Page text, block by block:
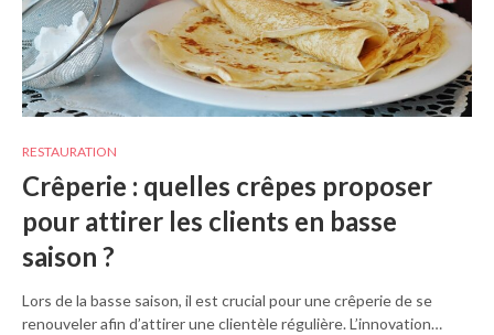
RESTAURATION
Crêperie : quelles crêpes proposer
pour attirer les clients en basse
saison ?
Lors de la basse saison, il est crucial pour une crêperie de se
renouveler afin d’attirer une clientèle régulière. L’innovation…